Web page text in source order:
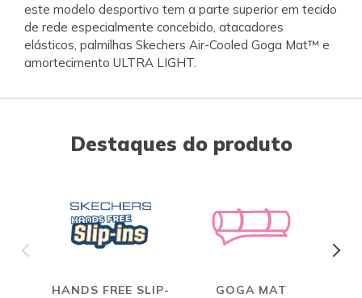
este modelo desportivo tem a parte superior em tecido
de rede especialmente concebido, atacadores
elásticos, palmilhas Skechers Air-Cooled Goga Mat™ e
amortecimento ULTRA LIGHT.
Destaques do produto
HANDS FREE SLIP-
GOGA MAT